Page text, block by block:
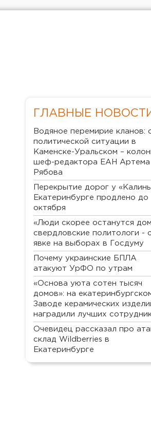
ГЛАВНЫЕ
Водяное перемирие кланов:
политической ситуации в
Каменске-Уральском –
шеф-редактора ЕАН Артема
Рябова
Перекрытие дорог у
Екатеринбурге продлено до
октября
«Люди скорее останутся
свердловские политологи -
явке на выборах в Госдуму
Почему украинские БПЛА
атакуют УрФО по утрам
«Основа уюта сотен тысяч
домов»: на
Заводе керамических
наградили лучших
Очевидец рассказал про
склад Wildberries в
Екатеринбурге